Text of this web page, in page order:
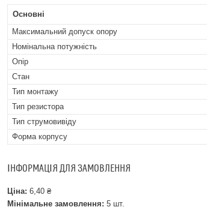
Основні
Максимальний допуск опору
Номінальна потужність
Опір
Стан
Тип монтажу
Тип резистора
Тип струмовивіду
Форма корпусу
ІНФОРМАЦІЯ ДЛЯ ЗАМОВЛЕННЯ
Ціна: 6,40 ₴
Мінімальне замовлення: 5 шт.